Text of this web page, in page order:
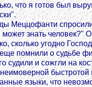
что я готов был
Меццофанти
может знать человек?"
сколько угодно
помнили о судьбе
судили и сожгли на
быстротой
языки, что